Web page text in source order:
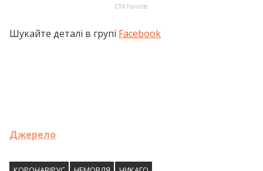
Шукайте деталі в групі Facebook
Джерело